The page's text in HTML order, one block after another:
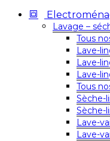
Lavage –
Tous
Lave-
Lave-
Lave-
Tous
Sèche-
Sèche-
Lave-
Lave-